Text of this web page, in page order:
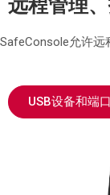
远程管理
SafeConsole允许远
USB设备和端